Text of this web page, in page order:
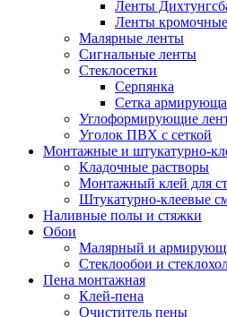
Ленты
Ленты
Малярные ленты
Сигнальные ленты
Стеклосетки
Серпянка
Сетка
Углоформирующие
Уголок ПВХ с сеткой
Монтажные и штукатурно-
Кладочные растворы
Монтажный клей для
Штукатурно-клеевые
Наливные полы и стяжки
Обои
Малярный и
Стеклообои и
Пена монтажная
Клей-пена
Очиститель пены